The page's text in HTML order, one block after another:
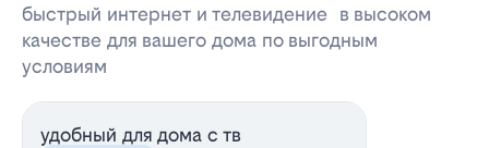
быстрый интернет и телевидение в высоком
качестве для вашего дома по выгодным
условиям
удобный для дома с тв